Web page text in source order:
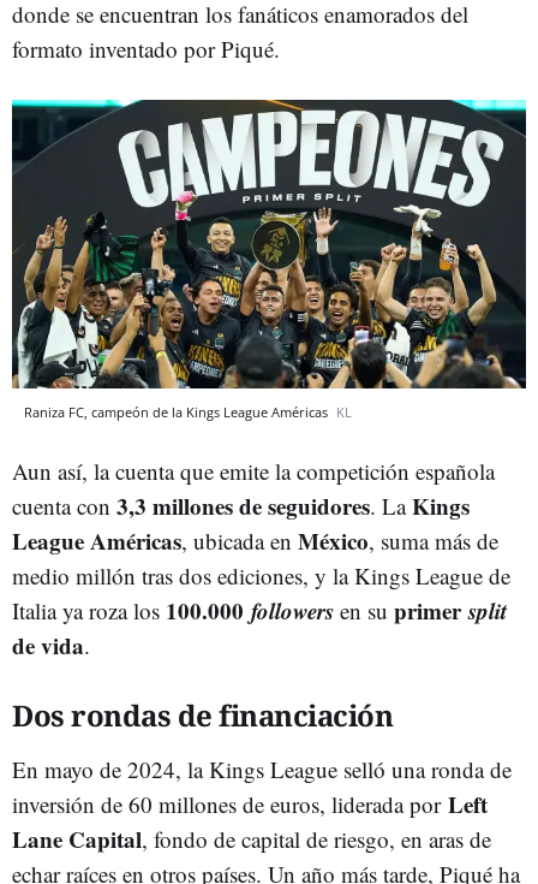
donde se encuentran los fanáticos enamorados del
formato inventado por Piqué.
Raniza FC, campeón de la Kings League Américas KL
Aun así, la cuenta que emite la competición española
cuenta con 3,3 millones de seguidores. LaKings
League Américas, ubicada en México, suma más de
medio millón tras dos ediciones, y la Kings League de
Italia ya roza los 100.000 followers en su primersplit
de vida.
Dos rondas de financiación
En mayo de 2024, la Kings League selló una ronda de
inversión de 60 millones de euros, liderada por Left
Lane Capital, fondo de capital de riesgo, en aras de
echar raíces en otros países. Un año más tarde, Piqué ha